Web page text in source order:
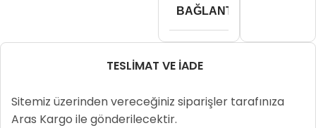
BAĞLANTI HIZI
TESLIMAT VE İADE
Sitemiz üzerinden vereceğiniz siparişler tarafınıza
Aras Kargo ile gönderilecektir.